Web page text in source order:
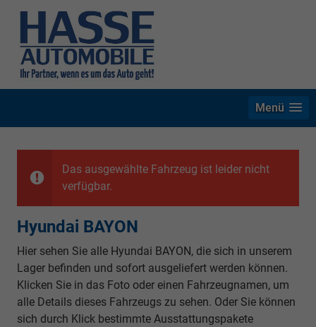
Menü
Das ausgewählte Fahrzeug ist leider nicht
verfügbar.
Hyundai BAYON
Hier sehen Sie alle Hyundai BAYON, die sich in unserem
Lager befinden und sofort ausgeliefert werden können.
Klicken Sie in das Foto oder einen Fahrzeugnamen, um
alle Details dieses Fahrzeugs zu sehen. Oder Sie können
sich durch Klick bestimmte Ausstattungspakete